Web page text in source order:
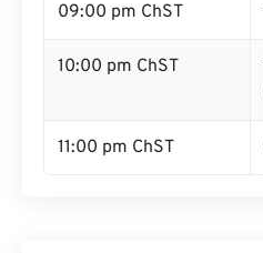
09:00 pm ChST
10:00 pm ChST
11:00 pm ChST